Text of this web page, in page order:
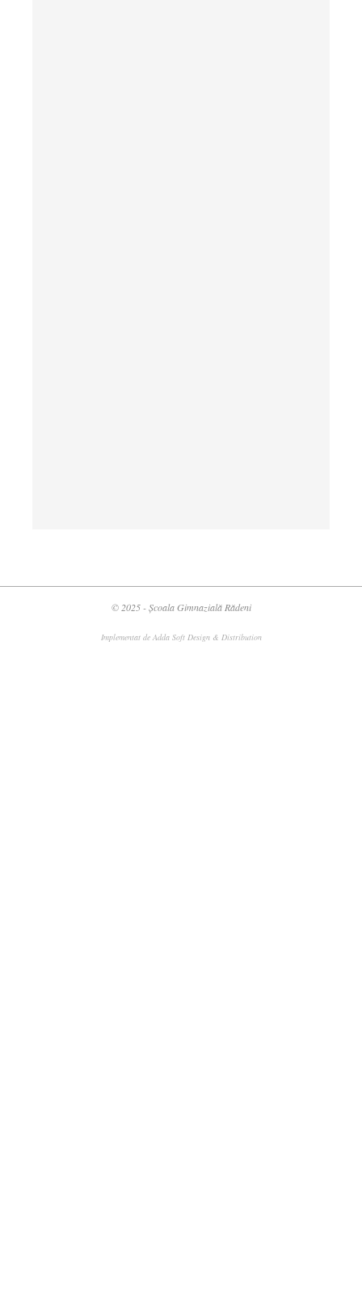
© 2025 - Școala Gimnazială Rădeni
Implementat de Adda Soft Design & Distribution